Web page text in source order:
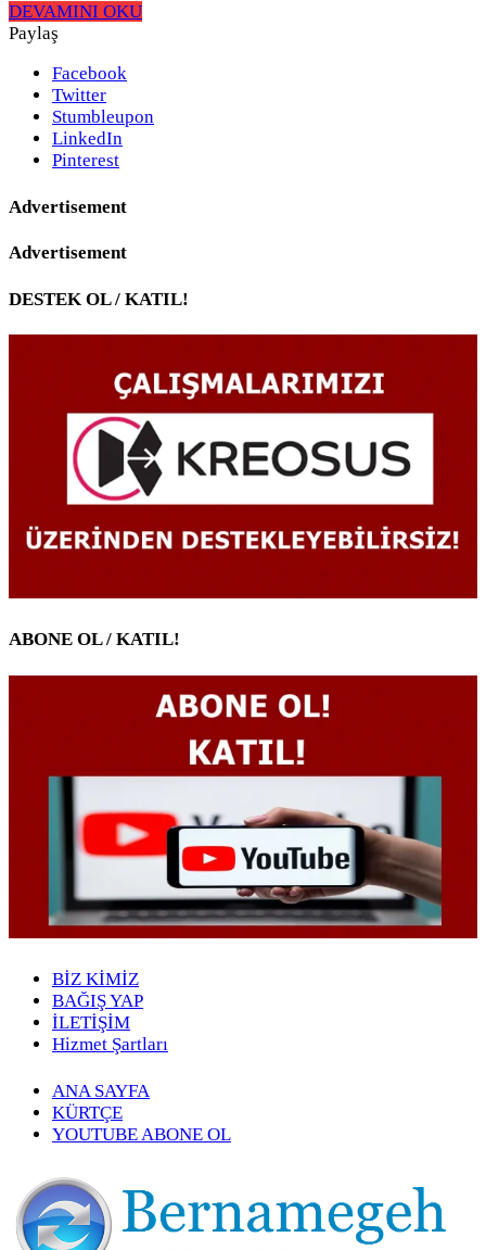
DEVAMINI OKU
Paylaş
Facebook
Twitter
Stumbleupon
LinkedIn
Pinterest
Advertisement
Advertisement
DESTEK OL / KATIL!
ABONE OL / KATIL!
BİZ KİMİZ
BAĞIŞ YAP
İLETİŞİM
Hizmet Şartları
ANA SAYFA
KÜRTÇE
YOUTUBE ABONE OL